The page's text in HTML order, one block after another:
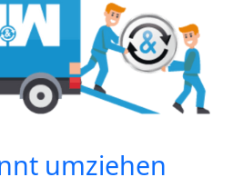
umziehen